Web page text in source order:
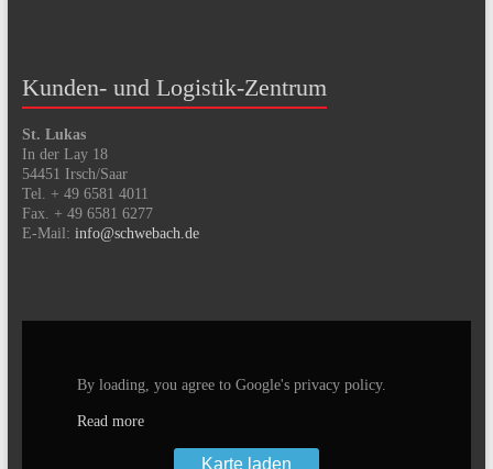
Kunden- und Logistik-Zentrum
St. Lukas
In der Lay 18
54451 Irsch/Saar
Tel. + 49 6581 4011
Fax. + 49 6581 6277
E-Mail: info@schwebach.de
By loading, you agree to Google's privacy policy.
Read more
Karte laden